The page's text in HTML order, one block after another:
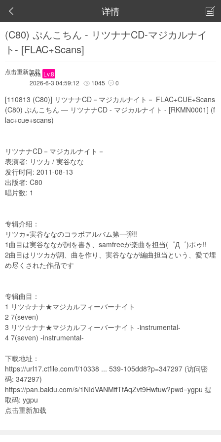
 详情 
(C80) ぷんこちん - リツナナCD-マジカルナイ
ト- [FLAC+Scans]
点击重新加载
exia Lv.8
2026-6-3 04:59:12
 1045  0
[110813 (C80)] リツナナCD－マジカルナイト－ FLAC+CUE+Scans
(C80) ぷんこちん — リツナナCD - マジカルナイト - [RKMN0001] (f
lac+cue+scans)
リツナナCD－マジカルナイト－
表演者: リツカ / 実谷なな
发行时间: 2011-08-13
出版者: C80
唱片数: 1
专辑介绍：
リツカ×実谷ななのコラボアルバム第一弾!!
1曲目は実谷ななが詞を書き、samfreeが楽曲を担当(゜Д゜)ポゥ!!
2曲目はリツカが詞、曲を作り、実谷ななが編曲担当という、愛で埋
め尽くされた作品です
专辑曲目：
1 リツ☆ナナ★マジカルフィーバーナイト
2 7(seven)
3 リツ☆ナナ★マジカルフィーバーナイト -instrumental-
4 7(seven) -instrumental-
下载地址：
https://url17.ctfile.com/f/10338 ... 539-105dd8?p=347297 (访问密
码: 347297)
https://pan.baidu.com/s/1NIdVANMffTfAqZvt9Hwtuw?pwd=ygpu 提
取码: ygpu
点击重新加载